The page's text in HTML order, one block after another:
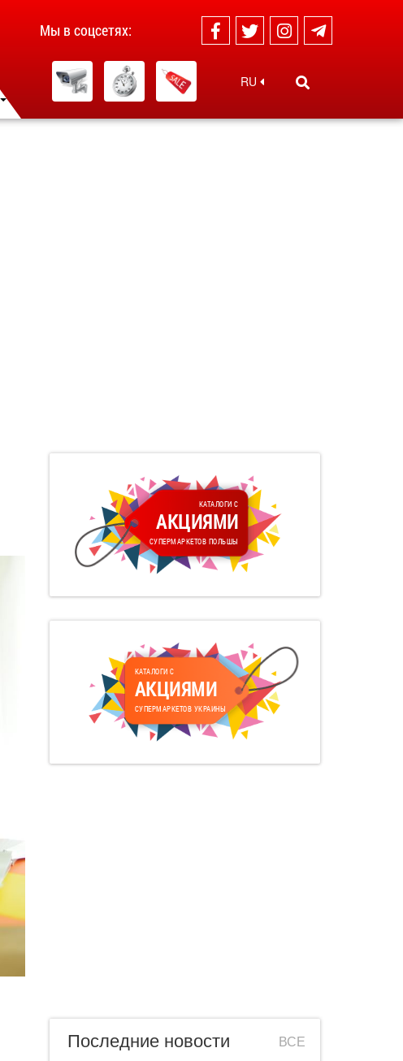
Мы в соцсетях:
RU
КАТАЛОГИ С
АКЦИЯМИ
СУПЕРМАРКЕТОВ ПОЛЬШЫ
КАТАЛОГИ С
АКЦИЯМИ
СУПЕРМАРКЕТОВ УКРАИНЫ
Последние новости ВСЕ